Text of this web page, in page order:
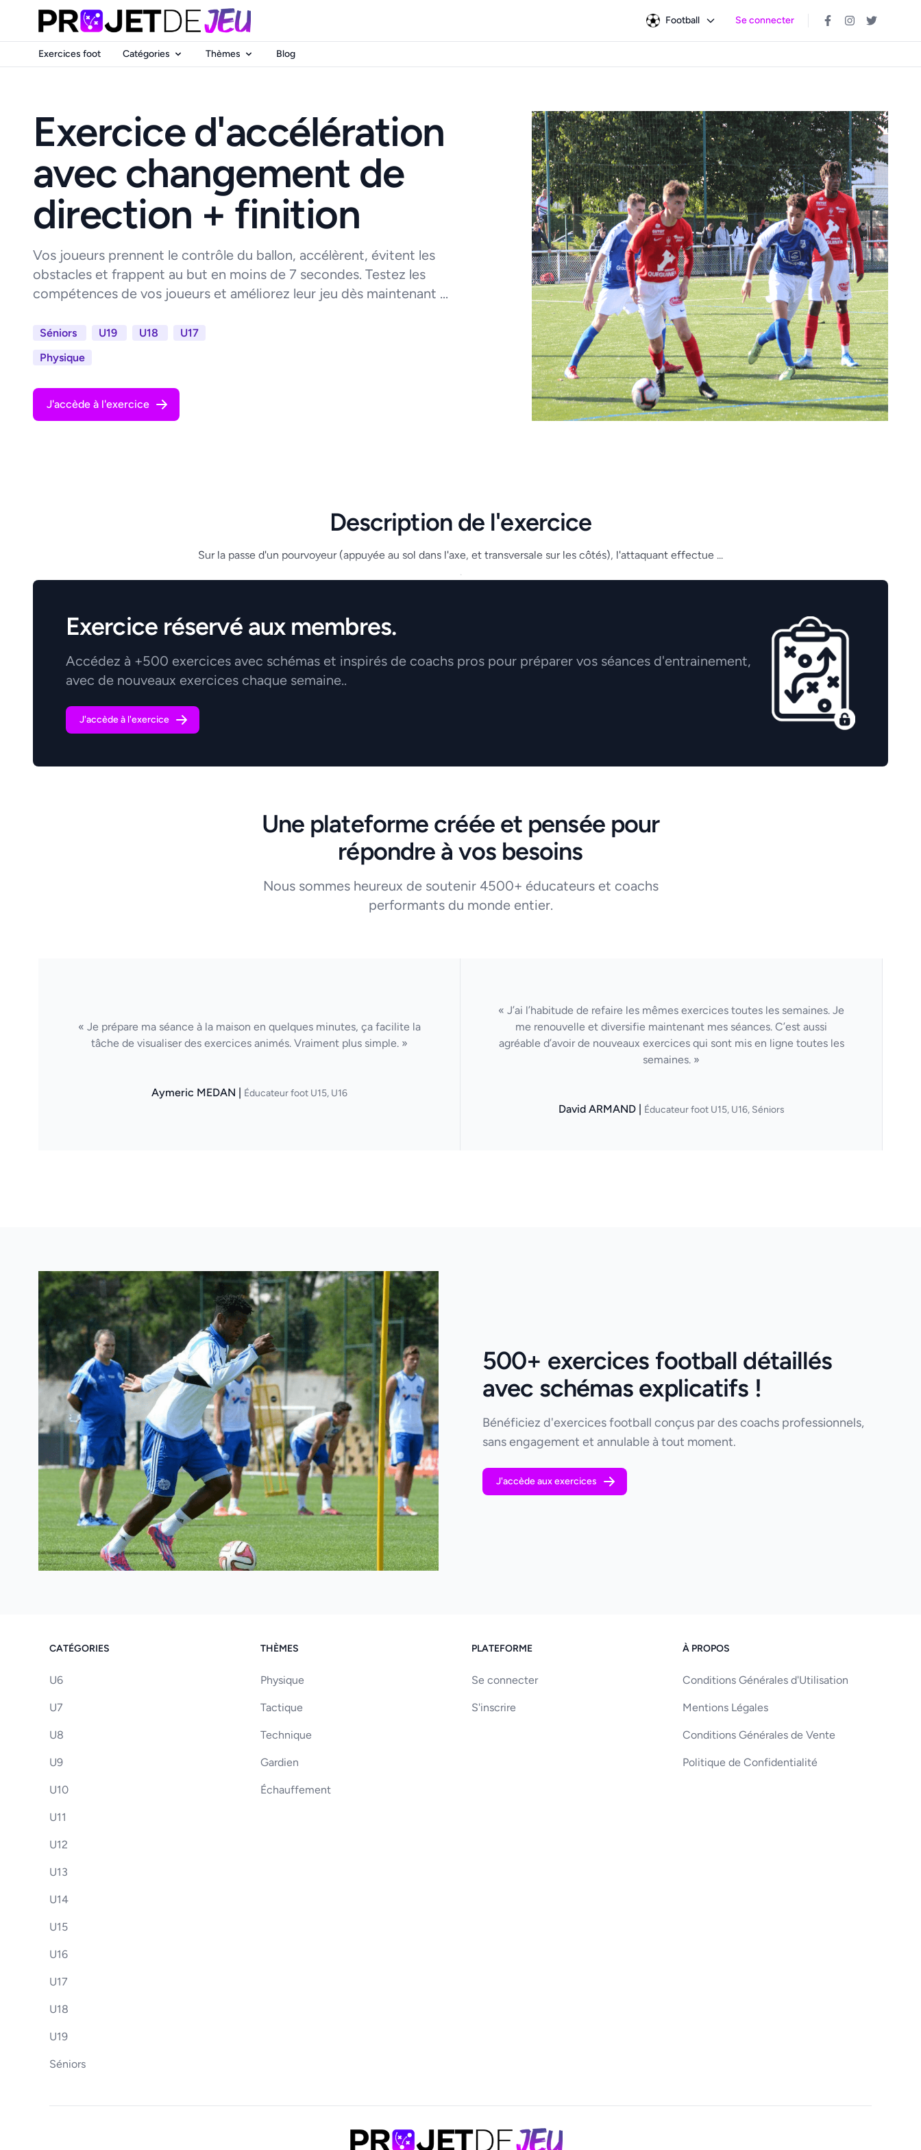
Football Se connecter
Exercices foot Catégories Thèmes Blog
Exercice d'accélération
avec changement de
direction + finition
Vos joueurs prennent le contrôle du ballon, accélèrent, évitent les
obstacles et frappent au but en moins de 7 secondes. Testez les
compétences de vos joueurs et améliorez leur jeu dès maintenant ...
Séniors U19 U18
U17
Physique
J'accède à l'exercice
Description de l'exercice
Sur la passe d'un pourvoyeur (appuyée au sol dans l'axe, et transversale sur les côtés), l'attaquant effectue ...
.
Exercice réservé aux membres.
Accédez à +500 exercices avec schémas et inspirés de coachs pros pour préparer vos séances d'entrainement,
avec de nouveaux exercices chaque semaine..
J'accède à l'exercice
Une plateforme créée et pensée pour
répondre à vos besoins
Nous sommes heureux de soutenir 4500+ éducateurs et coachs
performants du monde entier.
« Je prépare ma séance à la maison en quelques minutes, ça facilite la
tâche de visualiser des exercices animés. Vraiment plus simple. »
Aymeric MEDAN | Éducateur foot U15, U16
« J’ai l’habitude de refaire les mêmes exercices toutes les semaines. Je
me renouvelle et diversifie maintenant mes séances. C’est aussi
agréable d’avoir de nouveaux exercices qui sont mis en ligne toutes les
semaines. »
David ARMAND | Éducateur foot U15, U16, Séniors
500+ exercices football détaillés
avec schémas explicatifs !
Bénéficiez d'exercices football conçus par des coachs professionnels,
sans engagement et annulable à tout moment.
J'accède aux exercices
CATÉGORIES
U6
U7
U8
U9
U10
U11
U12
U13
U14
U15
U16
U17
U18
U19
Séniors
THÈMES
Physique
Tactique
Technique
Gardien
Échauffement
PLATEFORME
Se connecter
S'inscrire
À PROPOS
Conditions Générales d'Utilisation
Mentions Légales
Conditions Générales de Vente
Politique de Confidentialité